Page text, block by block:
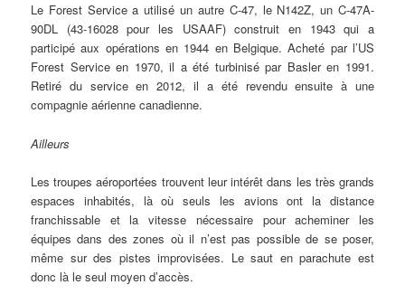
Le Forest Service a utilisé un autre C-47, le N142Z, un C-47A-
90DL (43-16028 pour les USAAF) construit en 1943 qui a
participé aux opérations en 1944 en Belgique. Acheté par l’US
Forest Service en 1970, il a été turbinisé par Basler en 1991.
Retiré du service en 2012, il a été revendu ensuite à une
compagnie aérienne canadienne.
Ailleurs
Les troupes aéroportées trouvent leur intérêt dans les très grands
espaces inhabités, là où seuls les avions ont la distance
franchissable et la vitesse nécessaire pour acheminer les
équipes dans des zones où il n’est pas possible de se poser,
même sur des pistes improvisées. Le saut en parachute est
donc là le seul moyen d’accès.